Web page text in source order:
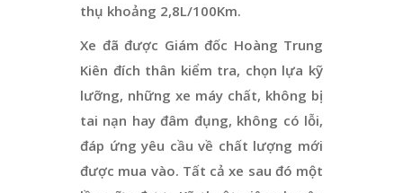
thụ khoảng 2,8L/100Km.
Xe đã được Giám đốc Hoàng Trung
Kiên đích thân kiểm tra, chọn lựa kỹ
lưỡng, những xe máy chất, không bị
tai nạn hay đâm đụng, không có lỗi,
đáp ứng yêu cầu về chất lượng mới
được mua vào. Tất cả xe sau đó một